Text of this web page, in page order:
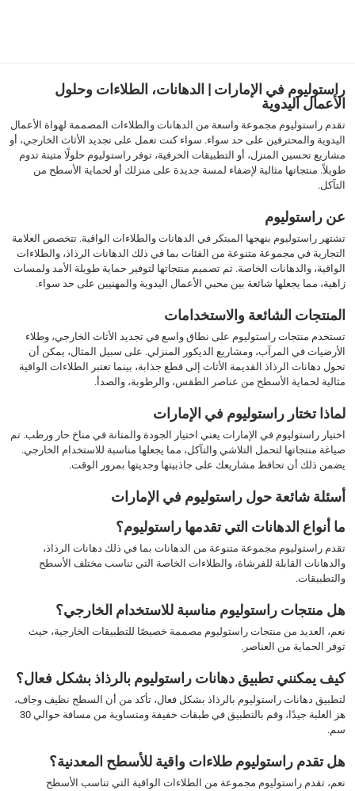
›
››
راستوليوم في الإمارات | الدهانات، الطلاءات وحلول
الأعمال اليدوية
تقدم راستوليوم مجموعة واسعة من الدهانات والطلاءات المصممة لهواة الأعمال
اليدوية والمحترفين على حد سواء. سواء كنت تعمل على تجديد الأثاث الخارجي، أو
مشاريع تحسين المنزل، أو التطبيقات الحرفية، توفر راستوليوم حلولًا متينة تدوم
طويلاً. منتجاتها مثالية لإضفاء لمسة جديدة على منزلك أو لحماية الأسطح من
التآكل.
عن راستوليوم
تشتهر راستوليوم بنهجها المبتكر في الدهانات والطلاءات الواقية. تتخصص العلامة
التجارية في مجموعة متنوعة من الفئات بما في ذلك الدهانات الرذاذ، والطلاءات
الواقية، والدهانات الخاصة. تم تصميم منتجاتها لتوفير حماية طويلة الأمد ولمسات
زاهية، مما يجعلها شائعة بين محبي الأعمال اليدوية والمهنيين على حد سواء.
المنتجات الشائعة والاستخدامات
تستخدم منتجات راستوليوم على نطاق واسع في تجديد الأثاث الخارجي، وطلاء
الأرضيات في المرآب، ومشاريع الديكور المنزلي. على سبيل المثال، يمكن أن
تحول دهانات الرذاذ القديمة الأثاث إلى قطع جذابة، بينما تعتبر الطلاءات الواقية
مثالية لحماية الأسطح من عناصر الطقس، والرطوبة، والصدأ.
لماذا تختار راستوليوم في الإمارات
اختيار راستوليوم في الإمارات يعني اختيار الجودة والمتانة في مناخ حار ورطب. تم
صياغة منتجاتها لتحمل التلاشي والتآكل، مما يجعلها مناسبة للاستخدام الخارجي.
يضمن ذلك أن تحافظ مشاريعك على جاذبيتها وجديتها بمرور الوقت.
أسئلة شائعة حول راستوليوم في الإمارات
ما أنواع الدهانات التي تقدمها راستوليوم؟
تقدم راستوليوم مجموعة متنوعة من الدهانات بما في ذلك دهانات الرذاذ،
والدهانات القابلة للفرشاة، والطلاءات الخاصة التي تناسب مختلف الأسطح
والتطبيقات.
هل منتجات راستوليوم مناسبة للاستخدام الخارجي؟
نعم، العديد من منتجات راستوليوم مصممة خصيصًا للتطبيقات الخارجية، حيث
توفر الحماية من العناصر.
كيف يمكنني تطبيق دهانات راستوليوم بالرذاذ بشكل فعال؟
لتطبيق دهانات راستوليوم بالرذاذ بشكل فعال، تأكد من أن السطح نظيف وجاف،
هز العلبة جيدًا، وقم بالتطبيق في طبقات خفيفة ومتساوية من مسافة حوالي 30
سم.
هل تقدم راستوليوم طلاءات واقية للأسطح المعدنية؟
نعم، تقدم راستوليوم مجموعة من الطلاءات الواقية التي تناسب الأسطح